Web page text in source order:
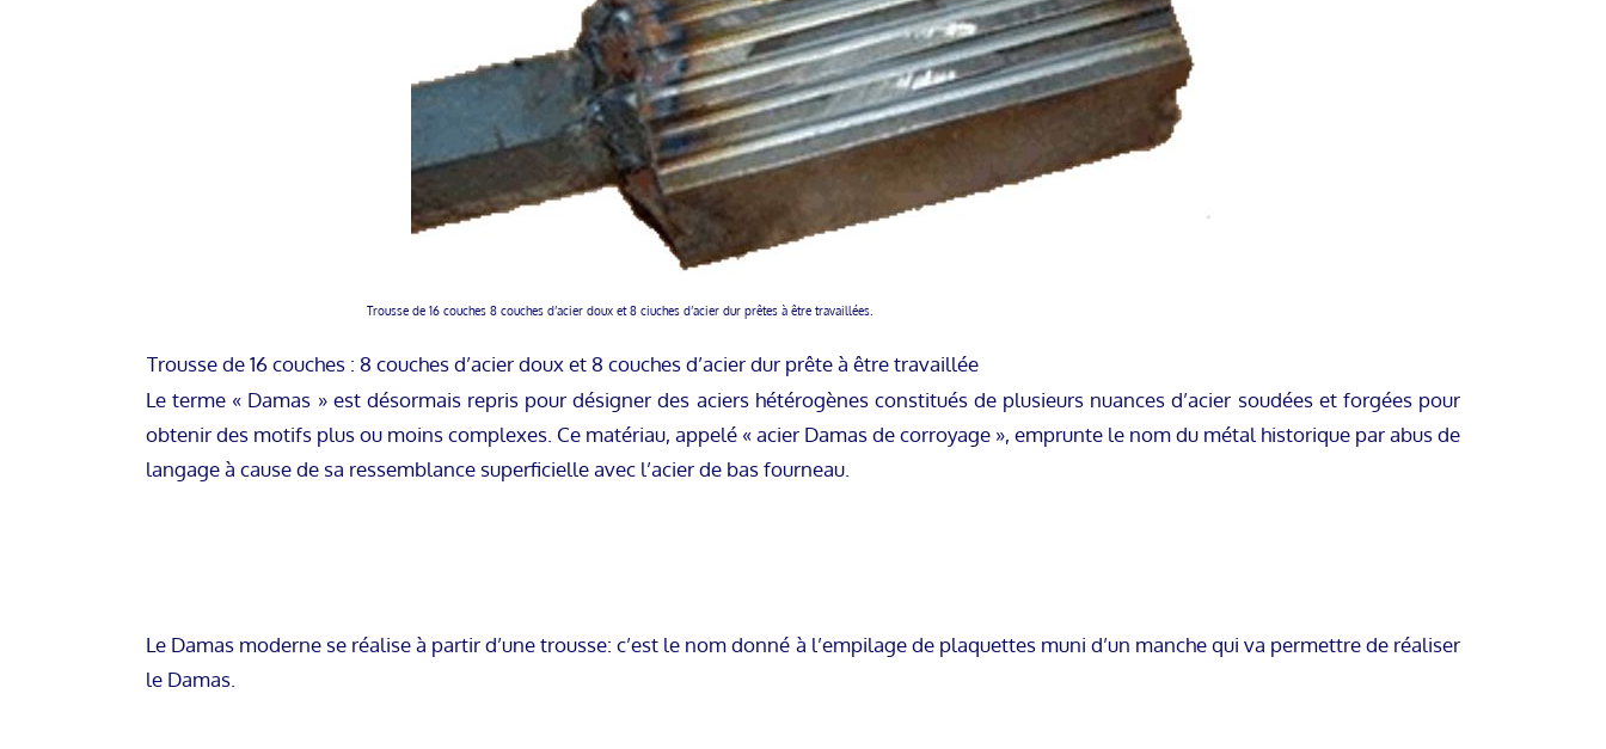
Trousse de 16 couches 8 couches d’acier doux et 8 ciuches d’acier dur prêtes à être travaillées.
Trousse de 16 couches : 8 couches d’acier doux et 8 couches d’acier dur prête à être travaillée
Le terme « Damas » est désormais repris pour désigner des aciers hétérogènes constitués de plusieurs nuances d’acier soudées et forgées pour
obtenir des motifs plus ou moins complexes. Ce matériau, appelé « acier Damas de corroyage », emprunte le nom du métal historique par abus de
langage à cause de sa ressemblance superficielle avec l’acier de bas fourneau.
Le Damas moderne se réalise à partir d’une trousse: c’est le nom donné à l’empilage de plaquettes muni d’un manche qui va permettre de réaliser
le Damas.